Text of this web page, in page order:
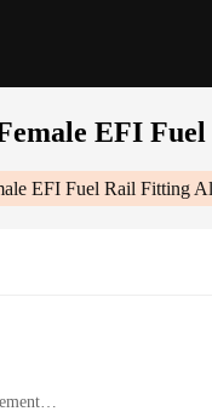
EFI
EFI Fuel Rail Fitting